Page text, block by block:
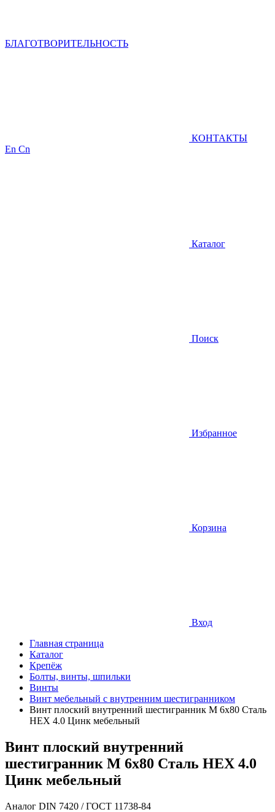
БЛАГОТВОРИТЕЛЬНОСТЬ
КОНТАКТЫ
En Cn
Каталог
Поиск
Избранное
Корзина
Вход
Главная страница
Каталог
Крепёж
Болты, винты, шпильки
Винты
Винт мебельный с внутренним шестигранником
Винт плоский внутренний шестигранник М 6х80 Сталь
HEX 4.0 Цинк мебельный
Винт плоский внутренний
шестигранник М 6х80 Сталь HEX 4.0
Цинк мебельный
Аналог DIN 7420 / ГОСТ 11738-84